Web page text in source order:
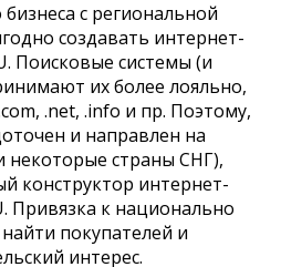
с региональной
создавать интернет-
Поисковые системы (и
их более лояльно,
.net, .info и пр. Поэтому,
и направлен на
некоторые страны СНГ),
конструктор интернет-
Привязка к национально
покупателей и
интерес.